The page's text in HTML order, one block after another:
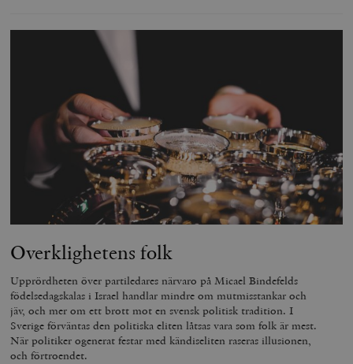
Overklighetens folk
Upprördheten över partiledares närvaro på Micael Bindefelds
födelsedagskalas i Israel handlar mindre om mutmisstankar och
jäv, och mer om ett brott mot en svensk politisk tradition. I
Sverige förväntas den politiska eliten låtsas vara som folk är mest.
När politiker ogenerat festar med kändiseliten raseras illusionen,
och förtroendet.